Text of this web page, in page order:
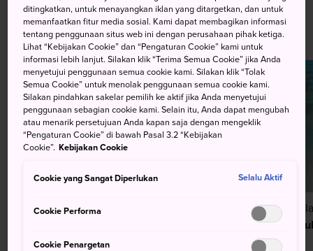
Petualangan di Pulau
Alam
ditingkatkan, untuk menayangkan iklan yang ditargetkan, dan untuk
memanfaatkan fitur media sosial. Kami dapat membagikan informasi
tentang penggunaan situs web ini dengan perusahaan pihak ketiga.
Lihat “Kebijakan Cookie” dan “Pengaturan Cookie” kami untuk
informasi lebih lanjut. Silakan klik “Terima Semua Cookie” jika Anda
menyetujui penggunaan semua cookie kami. Silakan klik “Tolak
Semua Cookie” untuk menolak penggunaan semua cookie kami.
Silakan pindahkan sakelar pemilih ke aktif jika Anda menyetujui
penggunaan sebagian cookie kami. Selain itu, Anda dapat mengubah
atau menarik persetujuan Anda kapan saja dengan mengeklik
“Pengaturan Cookie” di bawah Pasal 3.2 “Kebijakan
Cookie”. Kebijakan Cookie
Cookie yang Sangat Diperlukan Selalu Aktif
Cookie Performa
Cookie Penargetan